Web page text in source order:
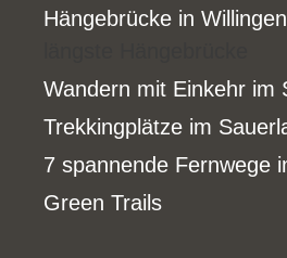
Hängebrücke in Willingen
Wandern mit Einkehr im
Trekkingplätze im
7 spannende Fernwege
Green Trails